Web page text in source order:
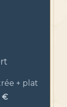
+ plat
€